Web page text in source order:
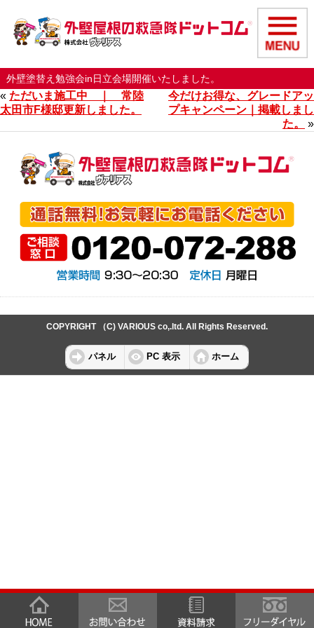
外壁塗替え勉強会in日立会場開催いたしました。
« ただいま施工中 ｜ 常陸
太田市F様邸更新しました。
今だけお得な、グレードアッ
プキャンペーン｜掲載しまし
た。
»
COPYRIGHT （C) VARIOUS co,.ltd. All Rights Reserved.
パネル PC 表示 ホーム